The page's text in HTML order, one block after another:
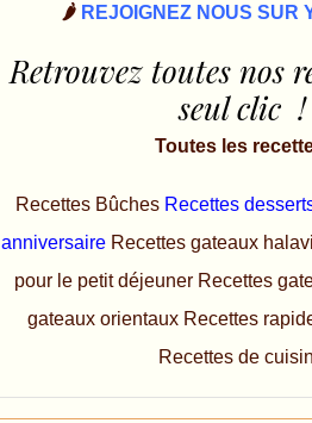
🌶️ REJOIGNEZ NOUS SUR
Retrouvez toutes nos
seul clic !
Toutes les
Recettes Bûches Recettes
anniversaire Recettes gateaux halavi
pour le petit déjeuner Recettes
gateaux orientaux Recettes
Recettes de